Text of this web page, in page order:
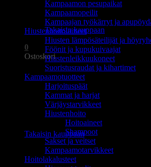
Ostoskori on tyhjä.
Takaisin kauppaan
0
Ostoskori
Ostoskori on tyhjä.
Takaisin kauppaan
Kampaamon pesupaikat
Kampaamopeilit
Kampaajan työkärryt ja
Hiustenhoitolaitteet
Hiusten lämpösäteilijät ja
Föönit ja kupukuivaajat
Hiustenleikkuukoneet
Suoristusraudat ja kihartimet
Kampaamotuotteet
Harjoituspäät
Kammat ja harjat
Värjäystarvikkeet
Hiustenhoito
Hoitoaineet
Shampoot
Sakset ja veitset
Kampaamotarvikkeet
Hoitolakalusteet